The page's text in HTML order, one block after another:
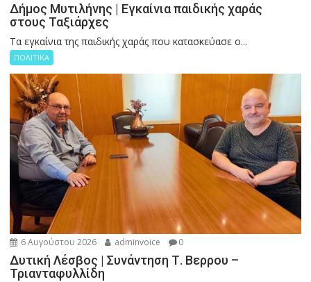
Δήμος Μυτιλήνης | Εγκαίνια παιδικής χαράς
στους Ταξιάρχες
Tα εγκαίνια της παιδικής χαράς που κατασκεύασε ο...
ΠΟΛΙΤΙΚΑ
6 Αυγούστου 2026 adminvoice 0
Δυτική Λέσβος | Συνάντηση Τ. Βερρου –
Τριανταφυλλίδη